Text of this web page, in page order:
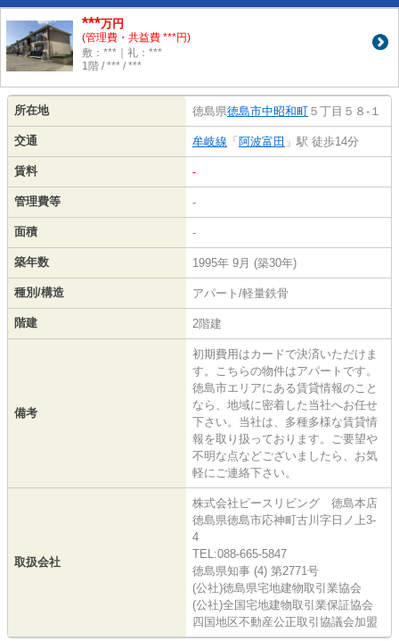
***万円
(管理費・共益費 ***円)
敷：***｜礼：***
1階 / *** / ***
所在地 徳島県徳島市中昭和町 ５丁目５８-１
交通 牟岐線 「 阿波富田 」駅 徒歩14分
賃料 -
管理費等 -
面積 -
築年数 1995年 9月 (築30年)
種別/構造 アパート/軽量鉄骨
階建 2階建
備考
初期費用はカードで決済いただけま
す。こちらの物件はアパートです。
徳島市エリアにある賃貸情報のこと
なら、地域に密着した当社へお任せ
下さい。当社は、多種多様な賃貸情
報を取り扱っております。ご要望や
不明な点などございましたら、お気
軽にご連絡下さい。
取扱会社
株式会社ピースリビング 徳島本店
徳島県徳島市応神町古川字日ノ上3-
4
TEL:088-665-5847
徳島県知事 (4) 第2771号
(公社)徳島県宅地建物取引業協会
(公社)全国宅地建物取引業保証協会
四国地区不動産公正取引協議会加盟